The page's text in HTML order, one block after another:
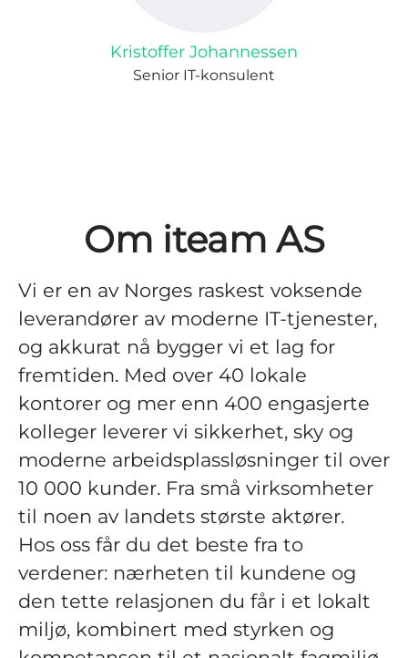
Kristoffer Johannessen
Senior IT-konsulent
Om iteam AS
Vi er en av Norges raskest voksende
leverandører av moderne IT-tjenester,
og akkurat nå bygger vi et lag for
fremtiden. Med over 40 lokale
kontorer og mer enn 400 engasjerte
kolleger leverer vi sikkerhet, sky og
moderne arbeidsplassløsninger til over
10 000 kunder. Fra små virksomheter
til noen av landets største aktører.
Hos oss får du det beste fra to
verdener: nærheten til kundene og
den tette relasjonen du får i et lokalt
miljø, kombinert med styrken og